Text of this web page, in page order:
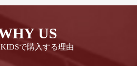
US
で購入する理由